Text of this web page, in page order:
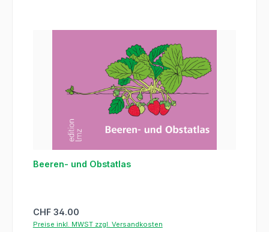
Beeren- und Obstatlas
Regulärer Preis:
CHF 34.00
Preise inkl. MWST zzgl. Versandkosten